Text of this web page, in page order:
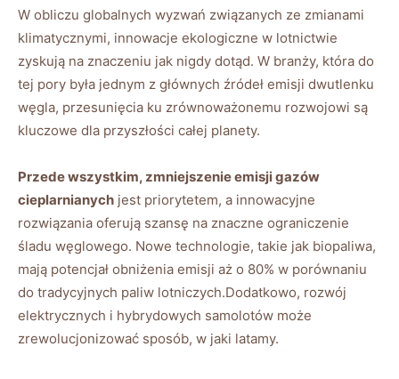
W obliczu globalnych wyzwań związanych ze zmianami
klimatycznymi, innowacje ekologiczne w lotnictwie
zyskują na znaczeniu jak nigdy dotąd. W branży, która do
tej pory była jednym z głównych źródeł emisji dwutlenku
węgla, przesunięcia ku zrównoważonemu rozwojowi są
kluczowe dla przyszłości całej planety.
Przede wszystkim, zmniejszenie emisji gazów
cieplarnianych jest priorytetem, a innowacyjne
rozwiązania oferują szansę na znaczne ograniczenie
śladu węglowego. Nowe technologie, takie jak biopaliwa,
mają potencjał obniżenia emisji aż o 80% w porównaniu
do tradycyjnych paliw lotniczych.Dodatkowo, rozwój
elektrycznych i hybrydowych samolotów może
zrewolucjonizować sposób, w jaki latamy.